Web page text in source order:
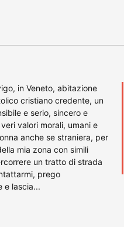
in Veneto, abitazione
cristiano credente, un
e serio, sincero e
valori morali, umani e
anche se straniera, per
mia zona con simili
un tratto di strada
prego
e lascia...